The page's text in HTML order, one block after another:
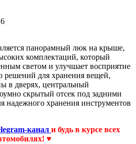
панорамный люк на крыше,
комплектаций, который
светом и улучшает восприятие
решений для хранения вещей,
в дверях, центральный
скрытый отсек под задними
надежного хранения инструментов
канал и будь в курсе всех
♥